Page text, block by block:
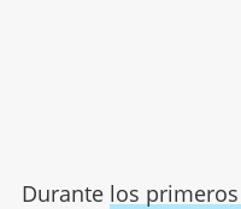
Durante los